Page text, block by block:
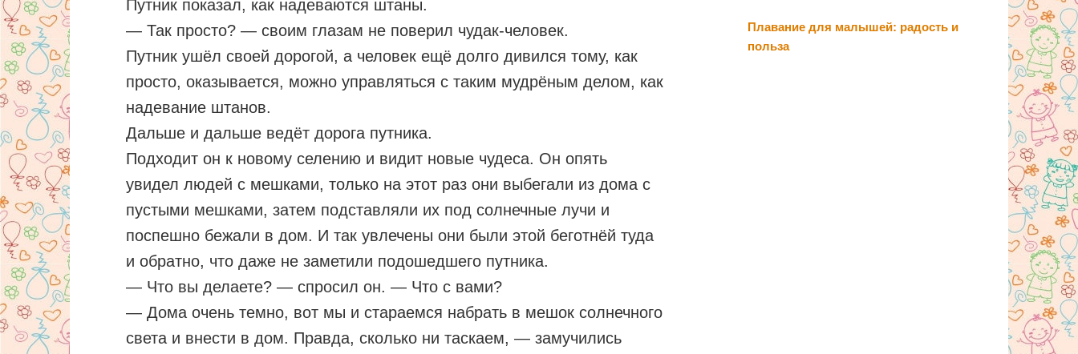
Путник показал, как надеваются штаны.
— Так просто? — своим глазам не поверил чудак-человек.
Путник ушёл своей дорогой, а человек ещё долго дивился тому, как
просто, оказывается, можно управляться с таким мудрёным делом, как
надевание штанов.
Дальше и дальше ведёт дорога путника.
Подходит он к новому селению и видит новые чудеса. Он опять
увидел людей с мешками, только на этот раз они выбегали из дома с
пустыми мешками, затем подставляли их под солнечные лучи и
поспешно бежали в дом. И так увлечены они были этой беготнёй туда
и обратно, что даже не заметили подошедшего путника.
— Что вы делаете? — спросил он. — Что с вами?
— Дома очень темно, вот мы и стараемся набрать в мешок солнечного
света и внести в дом. Правда, сколько ни таскаем, — замучились
Плавание для малышей: радость и
польза